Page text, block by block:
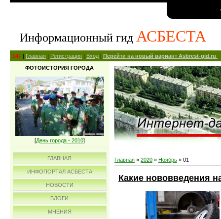
Информационный гид АСБЕСТА
14+ | Главная | Регистрация | Вход | Перейти на новый вариант Asbrest-gid.ru
ФОТОИСТОРИЯ ГОРОДА
[День города - 2010]
ГЛАВНАЯ
ИНФОПОРТАЛ АСБЕСТА
НОВОСТИ
БЛОГИ
МНЕНИЯ
Главная » 2020 » Ноябрь » 01
Какие нововведения